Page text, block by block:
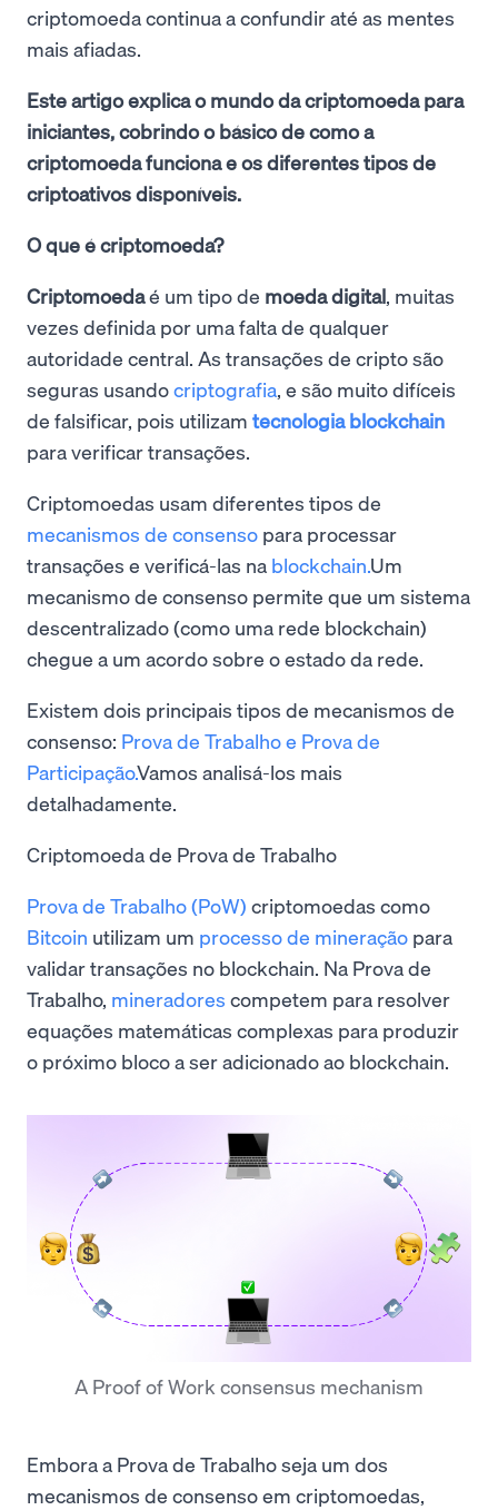
criptomoeda continua a confundir até as mentes
mais afiadas.
Este artigo explica o mundo da criptomoeda para
iniciantes, cobrindo o básico de como a
criptomoeda funciona e os diferentes tipos de
criptoativos disponíveis.
O que é criptomoeda?
Criptomoedaé um tipo de moeda digital, muitas
vezes definida por uma falta de qualquer
autoridade central. As transações de cripto são
seguras usandocriptografia, e são muito difíceis
de falsificar, pois utilizam tecnologia blockchain
para verificar transações.
Criptomoedas usam diferentes tipos de
mecanismos de consenso para processar
transações e verificá-las na blockchain.Um
mecanismo de consenso permite que um sistema
descentralizado (como uma rede blockchain)
chegue a um acordo sobre o estado da rede.
Existem dois principais tipos de mecanismos de
consenso: Prova de Trabalho e Prova de
Participação.Vamos analisá-los mais
detalhadamente.
Criptomoeda de Prova de Trabalho
Prova de Trabalho (PoW) criptomoedas como
Bitcoin utilizam um processo de mineração para
validar transações no blockchain. Na Prova de
Trabalho, mineradores competem para resolver
equações matemáticas complexas para produzir
o próximo bloco a ser adicionado ao blockchain.
A Proof of Work consensus mechanism
Embora a Prova de Trabalho seja um dos
mecanismos de consenso em criptomoedas,